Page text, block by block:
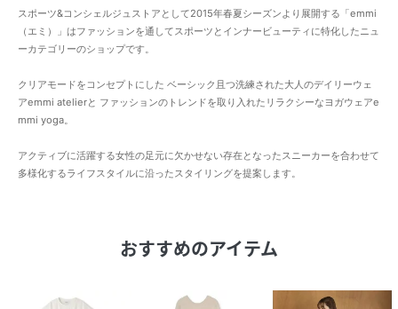
スポーツ&コンシェルジュストアとして2015年春夏シーズンより展開する「emmi
（エミ）」はファッションを通してスポーツとインナービューティに特化したニュ
ーカテゴリーのショップです。
クリアモードをコンセプトにした ベーシック且つ洗練された大人のデイリーウェ
アemmi atelierと ファッションのトレンドを取り入れたリラクシーなヨガウェアe
mmi yoga。
アクティブに活躍する女性の足元に欠かせない存在となったスニーカーを合わせて
多様化するライフスタイルに沿ったスタイリングを提案します。
おすすめのアイテム